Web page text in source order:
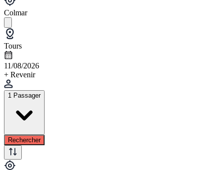
Colmar
Tours
11/08/2026
+ Revenir
1 Passager
Rechercher